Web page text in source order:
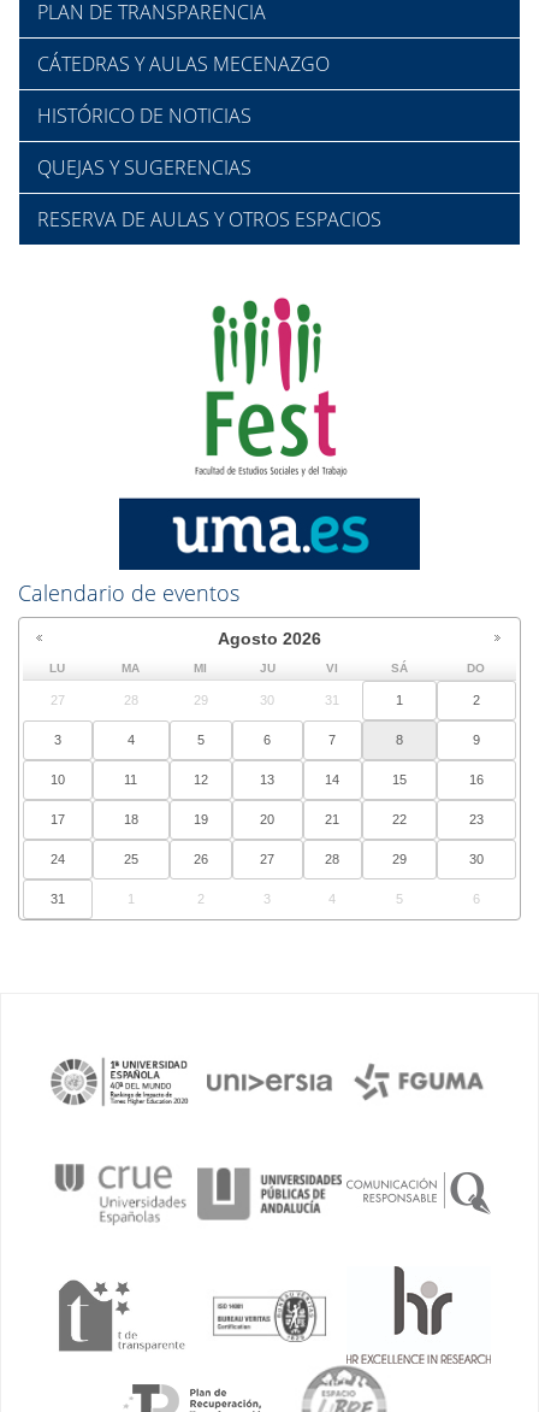
PLAN DE TRANSPARENCIA
CÁTEDRAS Y AULAS MECENAZGO
HISTÓRICO DE NOTICIAS
QUEJAS Y SUGERENCIAS
RESERVA DE AULAS Y OTROS ESPACIOS
Calendario de eventos
Agosto 2026
LU MA MI JU VI SÁ DO
27 28 29 30 31 1 2
3 4 5 6 7 8 9
10 11 12 13 14 15 16
17 18 19 20 21 22 23
24 25 26 27 28 29 30
31 1 2 3 4 5 6